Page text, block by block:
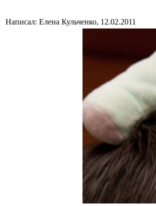
Написал: Елена Кульченко, 12.02.2011